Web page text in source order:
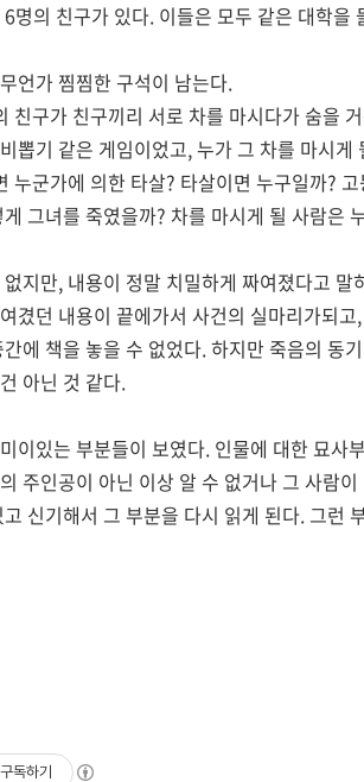
명의 친구가 있다. 이들은 모두 같은 대학
언가 찜찜한 구석이 남는다.
친구가 친구끼리 서로 차를 마시다가 숨을
뽑기 같은 게임이었고, 누가 그 차를 마시게
누군가에 의한 타살? 타살이면 누구일까?
그녀를 죽였을까? 차를 마시게 될 사람은
지만, 내용이 정말 치밀하게 짜여졌다고 말
겼던 내용이 끝에가서 사건의 실마리가되
에 책을 놓을 수 없었다. 하지만 죽음의 동
아닌 것 같다.
이있는 부분들이 보였다. 인물에 대한 묘사
주인공이 아닌 이상 알 수 없거나 그 사람
신기해서 그 부분을 다시 읽게 된다. 그런
구독하기